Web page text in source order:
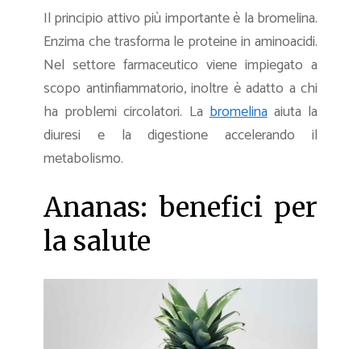
Il principio attivo più importante è la bromelina.
Enzima che trasforma le proteine in aminoacidi.
Nel settore farmaceutico viene impiegato a
scopo antinfiammatorio, inoltre è adatto a chi
ha problemi circolatori. Labromelinaaiuta la
diuresi e la digestione accelerando il
metabolismo.
Ananas: benefici per
la salute